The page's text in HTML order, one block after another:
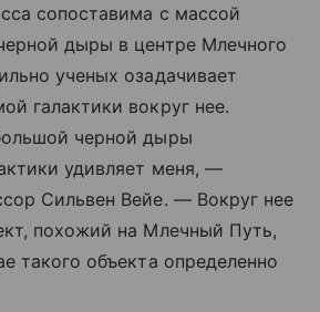
сопоставима с массой
дыры в центре Млечного
ученых озадачивает
галактики вокруг нее.
черной дыры
удивляет меня, —
Сильвен Вейе. — Вокруг нее
похожий на Млечный Путь,
такого объекта определенно